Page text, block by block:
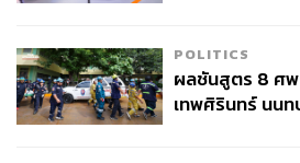
POLITICS
ผลชันสูตร 8 ศพ
เทพศิรินทร์ นนท